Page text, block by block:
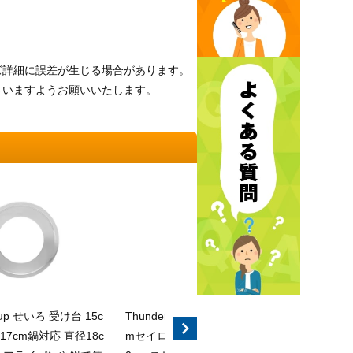
細に誤差が生じる場合があります。
ますようお願いいたします。
せいろ 受け台 15c
鍋対応 直径18c
Thunder Group せいろ 受け台 15c
mセイロ対応 18-19cm鍋対応 直径2